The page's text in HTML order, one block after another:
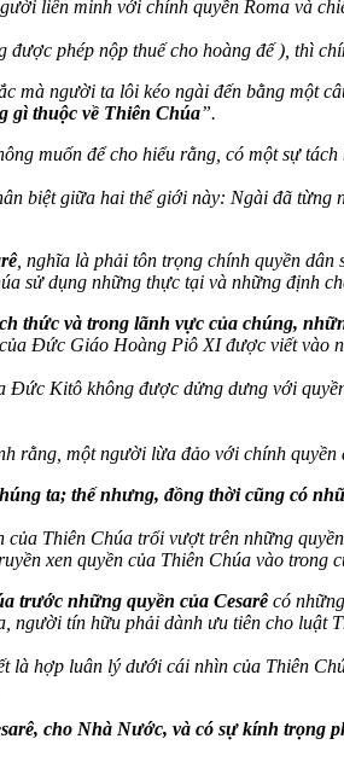
liên minh với chính quyền Roma và
phép nộp thuế cho hoàng đế ), thì
mà người ta lôi kéo ngài đến bằng một
gì thuộc về Thiên Chúa”.
muốn để cho hiểu rằng, có một sự
biệt giữa hai thế giới này: Ngài đã
, nghĩa là phải tôn trọng chính quyền
sử dụng những thực tại và những định
thức và trong lãnh vực của chúng,
Đức Giáo Hoàng Piô XI được viết
Đức Kitô không được dửng dưng với
rằng, một người lừa đảo với chính
ta; thế nhưng, đồng thời cũng có
của Thiên Chúa trổi vượt trên những
xen quyền của Thiên Chúa vào
trước những quyền của Cesarê có
người tín hữu phải dành ưu tiên cho luật
là hợp luân lý dưới cái nhìn của Thiên
cho Nhà Nước, và có sự kính trọng